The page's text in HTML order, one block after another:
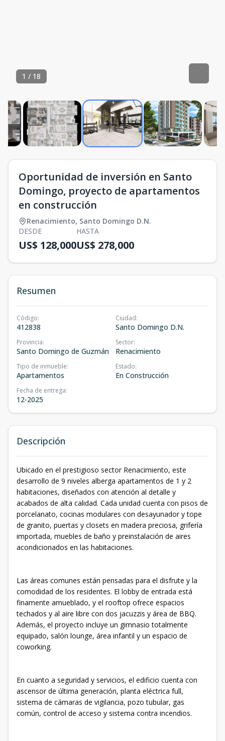
1 / 18
Oportunidad de inversión en Santo
Domingo, proyecto de apartamentos
en construcción
Renacimiento, Santo Domingo D.N.
DESDE
US$ 128,000
HASTA
US$ 278,000
Resumen
Código:
412838
Ciudad:
Santo Domingo D.N.
Provincia:
Santo Domingo de Guzmán
Sector:
Renacimiento
Tipo de inmueble:
Apartamentos
Estado:
En Construcción
Fecha de entrega:
12-2025
Descripción
Ubicado en el prestigioso sector Renacimiento, este
desarrollo de 9 niveles alberga apartamentos de 1 y 2
habitaciones, diseñados con atención al detalle y
acabados de alta calidad. Cada unidad cuenta con pisos de
porcelanato, cocinas modulares con desayunador y tope
de granito, puertas y closets en madera preciosa, grifería
importada, muebles de baño y preinstalación de aires
acondicionados en las habitaciones.
Las áreas comunes están pensadas para el disfrute y la
comodidad de los residentes. El lobby de entrada está
finamente amueblado, y el rooftop ofrece espacios
techados y al aire libre con dos jacuzzis y área de BBQ.
Además, el proyecto incluye un gimnasio totalmente
equipado, salón lounge, área infantil y un espacio de
coworking.
En cuanto a seguridad y servicios, el edificio cuenta con
ascensor de última generación, planta eléctrica full,
sistema de cámaras de vigilancia, pozo tubular, gas
común, control de acceso y sistema contra incendios.